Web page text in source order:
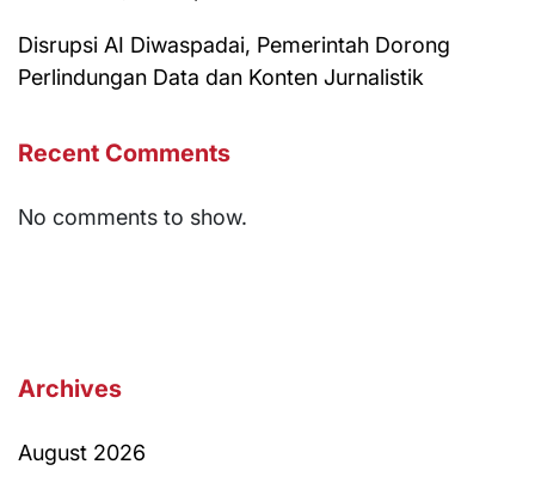
Disrupsi AI Diwaspadai, Pemerintah Dorong
Perlindungan Data dan Konten Jurnalistik
Recent Comments
No comments to show.
Archives
August 2026